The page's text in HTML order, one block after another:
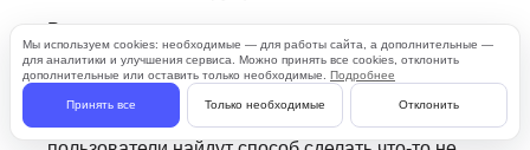
Реализация основных пользовательских
сценариев (включая те, о которых вспомнили в
последний момент)
Проработка обработки ошибок (потому что
Мы используем cookies: необходимые — для работы сайта, а дополнительные —
для аналитики и улучшения сервиса. Можно принять все cookies, отклонить
дополнительные или оставить только необходимые. Подробнее
Принять все Только необходимые Отклонить